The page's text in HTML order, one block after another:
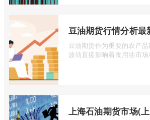
豆油期货作为重要的农产
波动直接影响着食用油市